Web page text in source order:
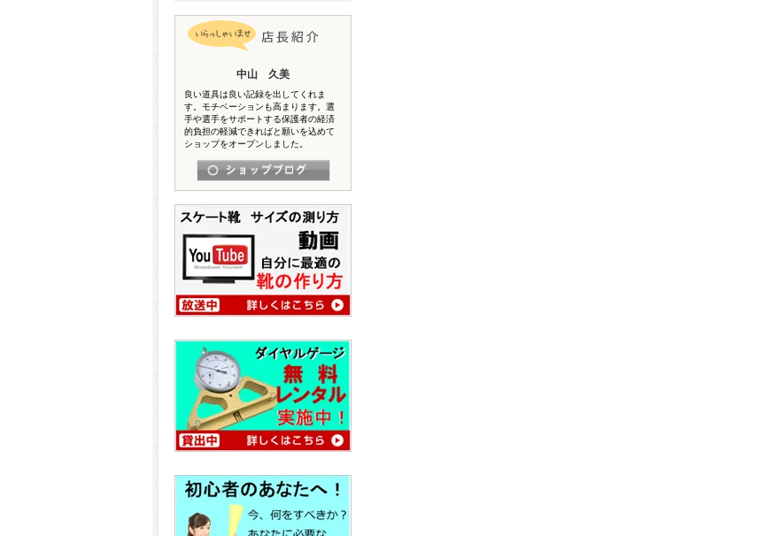
中山 久美
良い道具は良い記録を出してくれま
す。モチベーションも高まります。選
手や選手をサポートする保護者の経済
的負担の軽減できればと願いを込めて
ショップをオープンしました。